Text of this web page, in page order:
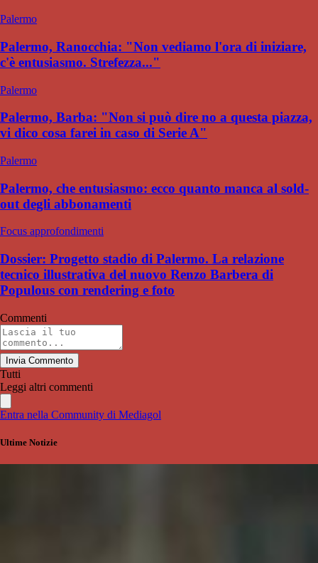
Palermo
Palermo, Ranocchia: "Non vediamo l'ora di iniziare,
c'è entusiasmo. Strefezza..."
Palermo
Palermo, Barba: "Non si può dire no a questa piazza,
vi dico cosa farei in caso di Serie A"
Palermo
Palermo, che entusiasmo: ecco quanto manca al sold-
out degli abbonamenti
Focus approfondimenti
Dossier: Progetto stadio di Palermo. La relazione
tecnico illustrativa del nuovo Renzo Barbera di
Populous con rendering e foto
Commenti
Invia Commento
Tutti
Leggi altri commenti
Entra nella Community di Mediagol
Ultime Notizie